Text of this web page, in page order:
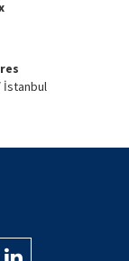
İstanbul